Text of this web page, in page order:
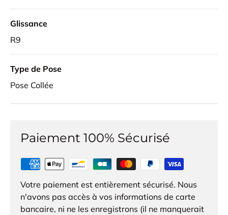
Glissance
R9
Type de Pose
Pose Collée
Paiement 100% Sécurisé
Votre paiement est entièrement sécurisé. Nous
n'avons pas accès à vos informations de carte
bancaire, ni ne les enregistrons (il ne manquerait